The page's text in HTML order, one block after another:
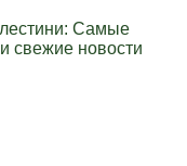
Самые
свежие новости